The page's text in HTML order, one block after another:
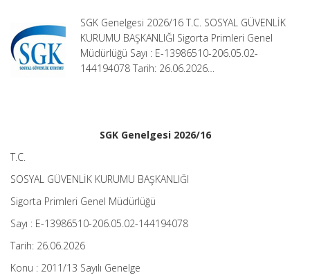
Genelge
için
SGK Genelgesi 2026/16 T.C. SOSYAL GÜVENLİK
KURUMU BAŞKANLIĞI Sigorta Primleri Genel
Müdürlüğü Sayı : E-13986510-206.05.02-
144194078 Tarih: 26.06.2026…
SGK Genelgesi 2026/16
T.C.
SOSYAL GÜVENLİK KURUMU BAŞKANLIĞI
Sigorta Primleri Genel Müdürlüğü
Sayı : E-13986510-206.05.02-144194078
Tarih: 26.06.2026
Konu : 2011/13 Sayılı Genelge